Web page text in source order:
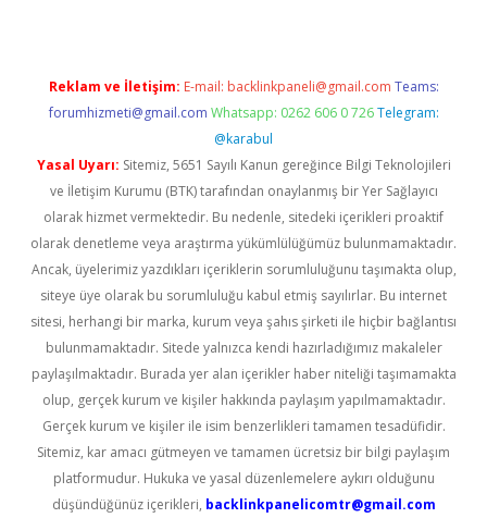
Reklam ve İletişim: E-mail: backlinkpaneli@gmail.com Teams:
forumhizmeti@gmail.com Whatsapp: 0262 606 0 726 Telegram:
@karabul
Yasal Uyarı: Sitemiz, 5651 Sayılı Kanun gereğince Bilgi Teknolojileri
ve İletişim Kurumu (BTK) tarafından onaylanmış bir Yer Sağlayıcı
olarak hizmet vermektedir. Bu nedenle, sitedeki içerikleri proaktif
olarak denetleme veya araştırma yükümlülüğümüz bulunmamaktadır.
Ancak, üyelerimiz yazdıkları içeriklerin sorumluluğunu taşımakta olup,
siteye üye olarak bu sorumluluğu kabul etmiş sayılırlar. Bu internet
sitesi, herhangi bir marka, kurum veya şahıs şirketi ile hiçbir bağlantısı
bulunmamaktadır. Sitede yalnızca kendi hazırladığımız makaleler
paylaşılmaktadır. Burada yer alan içerikler haber niteliği taşımamakta
olup, gerçek kurum ve kişiler hakkında paylaşım yapılmamaktadır.
Gerçek kurum ve kişiler ile isim benzerlikleri tamamen tesadüfidir.
Sitemiz, kar amacı gütmeyen ve tamamen ücretsiz bir bilgi paylaşım
platformudur. Hukuka ve yasal düzenlemelere aykırı olduğunu
düşündüğünüz içerikleri, backlinkpanelicomtr@gmail.com